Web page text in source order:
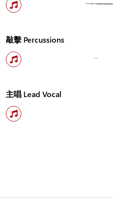
敲擊 Percussions
主唱 Lead Vocal